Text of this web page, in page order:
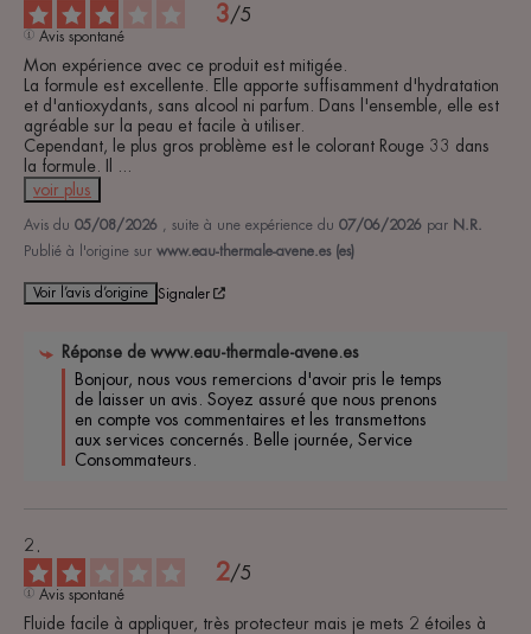
3/5
Avis spontané
Mon expérience avec ce produit est mitigée.
La formule est excellente. Elle apporte suffisamment d'hydratation
et d'antioxydants, sans alcool ni parfum. Dans l'ensemble, elle est
agréable sur la peau et facile à utiliser.
Cependant, le plus gros problème est le colorant Rouge 33 dans
la formule. Il
voir plus
Avis du 05/08/2026 , suite à une expérience du 07/06/2026 par N.R.
Publié à l'origine sur www.eau-thermale-avene.es (es)
Voir l’avis d’origine Signaler
Réponse de www.eau-thermale-avene.es
Bonjour, nous vous remercions d'avoir pris le temps
de laisser un avis. Soyez assuré que nous prenons
en compte vos commentaires et les transmettons
aux services concernés. Belle journée, Service
Consommateurs.
2/5
Avis spontané
Fluide facile à appliquer, très protecteur mais je mets 2 étoiles à